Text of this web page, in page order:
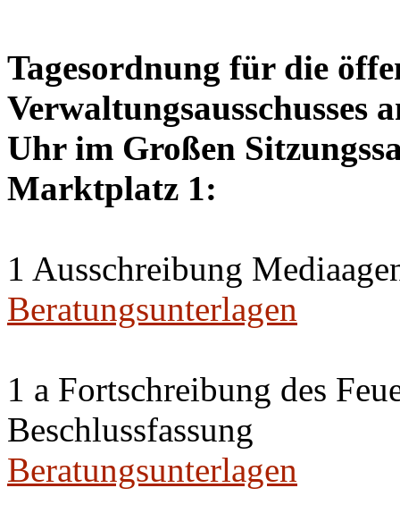
Tagesordnung für die
Verwaltungsausschusses
Uhr im Großen
Marktplatz 1:
1 Ausschreibung
Beratungsunterlagen
1 a Fortschreibung des
Beschlussfassung
Beratungsunterlagen